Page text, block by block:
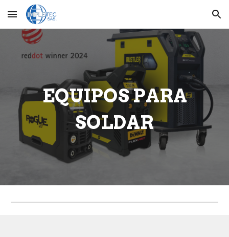
Skip to main content Skip to navigation
EQUIPOS PARA
SOLDAR